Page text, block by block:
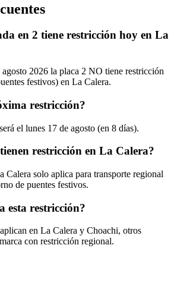
en 2 tiene restricción hoy en La
2026 la placa 2 NO tiene restricción
festivos) en La Calera.
restricción?
el lunes 17 de agosto (en 8 días).
restricción en La Calera?
Calera solo aplica para transporte regional
de puentes festivos.
esta restricción?
en La Calera y Choachi, otros
con restricción regional.